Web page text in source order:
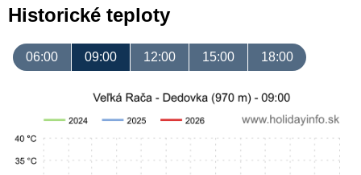
Historické teploty
06:00 09:00 12:00 15:00 18:00